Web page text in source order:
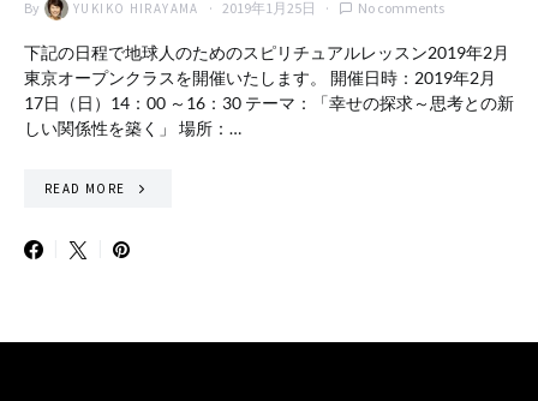
By YUKIKO HIRAYAMA 2019年1月25日 No comments
下記の日程で地球人のためのスピリチュアルレッスン2019年2月
東京オープンクラスを開催いたします。 開催日時：2019年2月
17日（日）14：00 ～16：30 テーマ：「幸せの探求～思考との新
しい関係性を築く」 場所：…
READ MORE